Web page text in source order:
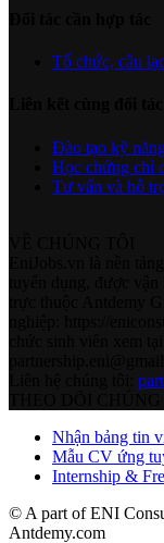
Tổ chức, câu
Đào tạo kỹ
Học chứng chỉ
Tư vấn và hỗ
Nhận bảng tin
Mẫu CV ứng
Internship &
© A part of ENI
Antdemy.com